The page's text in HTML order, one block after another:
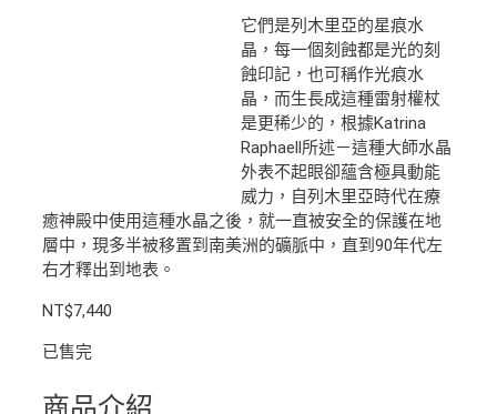
它們是列木里亞的星痕水
晶，每一個刻蝕都是光的刻
蝕印記，也可稱作光痕水
晶，而生長成這種雷射權杖
是更稀少的，根據Katrina
Raphaell所述－這種大師水晶
外表不起眼卻蘊含極具動能
威力，自列木里亞時代在療
癒神殿中使用這種水晶之後，就一直被安全的保護在地
層中，現多半被移置到南美洲的礦脈中，直到90年代左
右才釋出到地表。
NT$7,440
已售完
商品介紹